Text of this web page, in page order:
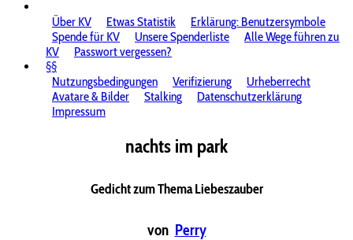
Über KV
Etwas Statistik
Erklärung: Benutzersymbole
Spende für KV
Unsere Spenderliste
Alle Wege führen zu
KV
Passwort vergessen?
§§
Nutzungsbedingungen
Verifizierung
Urheberrecht
Avatare & Bilder
Stalking
Datenschutzerklärung
Impressum
nachts im park
Gedicht zum Thema Liebeszauber
von Perry